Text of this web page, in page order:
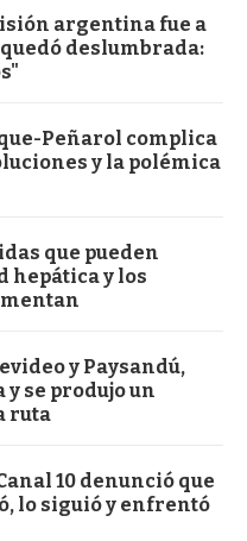
argentina fue a
deslumbrada:
Peñarol complica
y la polémica
que pueden
hepática y los
y Paysandú,
se produjo un
ruta
10 denunció que
lo siguió y enfrentó